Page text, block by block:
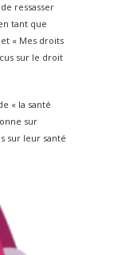
ressasser
tant que
« Mes droits
sur le droit
« la santé
sur
sur leur santé